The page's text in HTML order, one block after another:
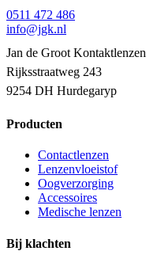
0511 472 486
info@jgk.nl
Jan de Groot Kontaktlenzen
Rijksstraatweg 243
9254 DH Hurdegaryp
Producten
Contactlenzen
Lenzenvloeistof
Oogverzorging
Accessoires
Medische lenzen
Bij klachten